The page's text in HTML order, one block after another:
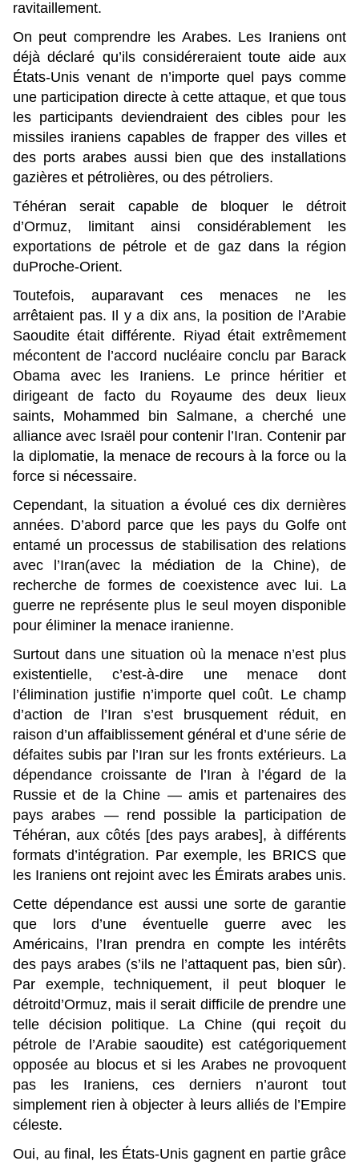
ravitaillement.
On peut comprendre les Arabes. Les Iraniens ont
déjà déclaré qu’ils considéreraient toute aide aux
États-Unis venant de n’importe quel pays comme
une participation directe à cette attaque, et que tous
les participants deviendraient des cibles pour les
missiles iraniens capables de frapper des villes et
des ports arabes aussi bien que des installations
gazières et pétrolières, ou des pétroliers.
Téhéran serait capable de bloquer le détroit
d’Ormuz, limitant ainsi considérablement les
exportations de pétrole et de gaz dans la région
duProche-Orient.
Toutefois, auparavant ces menaces ne les
arrêtaient pas. Il y a dix ans, la position de l’Arabie
Saoudite était différente. Riyad était extrêmement
mécontent de l’accord nucléaire conclu par Barack
Obama avec les Iraniens. Le prince héritier et
dirigeant de facto du Royaume des deux lieux
saints, Mohammed bin Salmane, a cherché une
alliance avec Israël pour contenir l’Iran. Contenir par
la diplomatie, la menace de recours à la force ou la
force si nécessaire.
Cependant, la situation a évolué ces dix dernières
années. D’abord parce que les pays du Golfe ont
entamé un processus de stabilisation des relations
avec l’Iran(avec la médiation de la Chine), de
recherche de formes de coexistence avec lui. La
guerre ne représente plus le seul moyen disponible
pour éliminer la menace iranienne.
Surtout dans une situation où la menace n’est plus
existentielle, c’est-à-dire une menace dont
l’élimination justifie n’importe quel coût. Le champ
d’action de l’Iran s’est brusquement réduit, en
raison d’un affaiblissement général et d’une série de
défaites subis par l’Iran sur les fronts extérieurs. La
dépendance croissante de l’Iran à l’égard de la
Russie et de la Chine — amis et partenaires des
pays arabes — rend possible la participation de
Téhéran, aux côtés [des pays arabes], à différents
formats d’intégration. Par exemple, les BRICS que
les Iraniens ont rejoint avec les Émirats arabes unis.
Cette dépendance est aussi une sorte de garantie
que lors d’une éventuelle guerre avec les
Américains, l’Iran prendra en compte les intérêts
des pays arabes (s’ils ne l’attaquent pas, bien sûr).
Par exemple, techniquement, il peut bloquer le
détroitd’Ormuz, mais il serait difficile de prendre une
telle décision politique. La Chine (qui reçoit du
pétrole de l’Arabie saoudite) est catégoriquement
opposée au blocus et si les Arabes ne provoquent
pas les Iraniens, ces derniers n’auront tout
simplement rien à objecter à leurs alliés de l’Empire
céleste.
Oui, au final, les États-Unis gagnent en partie grâce